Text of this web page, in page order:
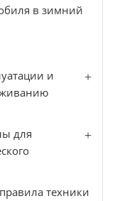
в зимний
и
для
техники